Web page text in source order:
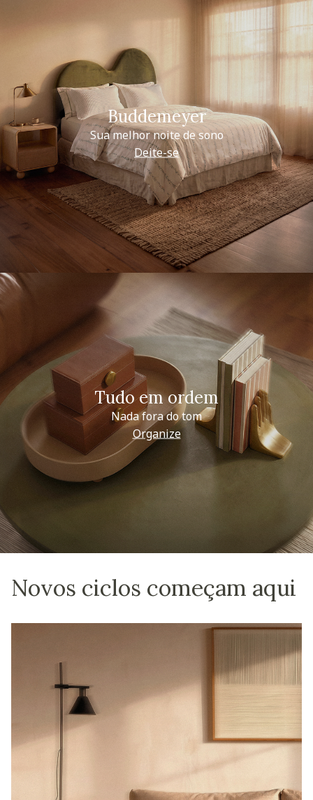
Buddemeyer
Sua melhor noite de sono
Deite-se
Tudo em ordem
Nada fora do tom
Organize
Novos ciclos começam aqui